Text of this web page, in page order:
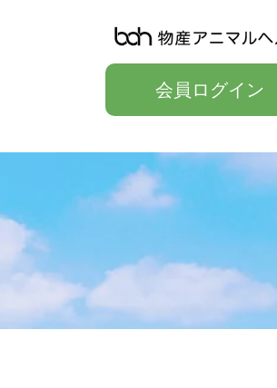
会員ログイン